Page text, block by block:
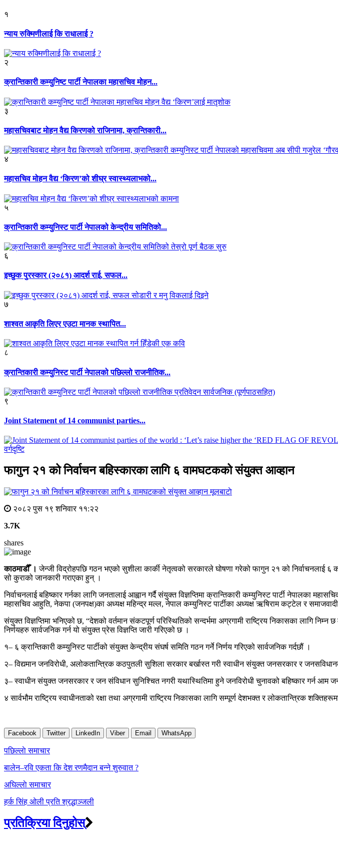
१
न्याय रुक्मिणीलाई कि राधालाई ?
२
क्रान्तिकारी कम्युनिष्ट पार्टी नेपालका महासचिव मोहन...
३
महासचिवबाट मोहन वैद्य किरणको राजिनामा, क्रान्तिकारी...
४
महासचिव मोहन वैद्य ‘किरण’को शीघ्र स्वास्थ्यलाभको...
५
क्रान्तिकारी कम्युनिस्ट पार्टी नेपालको केन्द्रीय समितिको...
६
इच्छुक पुरस्कार (२०८१) आदर्श राई, सफल...
७
शाश्वत आकृति लिएर एउटा मानक स्थापित...
८
क्रान्तिकारी कम्युनिस्ट पार्टी नेपालको पछिल्लो राजनीतिक...
९
Joint Statement of 14 communist parties...
वर्गदृष्टि
फागुन २१ को निर्वाचन बहिस्कारका लागि ६ वामघटकको संयुक्त आव्हान
मूलबाटाे
२०८२ पुस १९ शनिवार ११:२२
3.7K
shares
काठमाडौँ । जेन्जी विद्रोहपछि गठन भएको सुशीला कार्की नेतृत्वको सरकारले घोषणा गरेको फागुन २१ को निर्वाचनलाई ६
सो कुराको जानकारी गराएका हुन् ।
निर्वाचनलाई बहिष्कार गर्नका लागि जनतालाई आह्वान गर्दै संयुक्त विज्ञप्तिमा क्रान्तिकारी कम्युनिस्ट पार्टी नेपालका
महासचिव आहुति, नेकपा (जनपक्ष)का अध्यक्ष महिन्द्र मल्ल, नेपाल कम्युनिस्ट पार्टीका अध्यक्ष ऋषिराम कट्टेल र समाजवादी
संयुक्त विज्ञप्तिमा भनिएको छ, “देशको वर्तमान संकटपूर्ण परिस्थितिको सन्दर्भमा अग्रगामी राष्ट्रिय निकासका लागि
निर्णयहरु सार्वजनिक गर्न यो संयुक्त प्रेस विज्ञप्ति जारी गरिएको छ ।
१– ६ क्रान्तिकारी कम्युनिस्ट पार्टीको संयुक्त केन्द्रीय संघर्ष समिति गठन गर्ने निर्णय गरिएको सार्वजनिक गर्दछौं ।
२– विद्यमान जनविरोधी, अलोकतान्त्रिक कठपुतली सुशिला सरकार बर्खास्त गरी स्वाधीन संयुक्त जनसरकार र
३– स्वाधीन संयुक्त जनसरकार र जन संविधान सुनिश्चित नगरी यथास्थितिमा हुने जनविरोधी चुनावको बहिष्कार गर्न आम
४ सार्वभौम राष्ट्रिय स्वाधीनताको रक्षा तथा अग्रगामी राष्ट्रिय निकासका लागि सम्पूर्ण देशभक्त र लोकतान्त्रिक
Facebook Twitter LinkedIn Viber Email WhatsApp
Post
navigation
पछिल्लाे समाचार
बालेन–रवि एकता कि देश रणमैदान बन्ने शुरुवात ?
अघिल्लाे समाचार
हर्क सिंह ओली प्रति श्रद्धाञ्जली
प्रतिक्रिया दिनुहोस्